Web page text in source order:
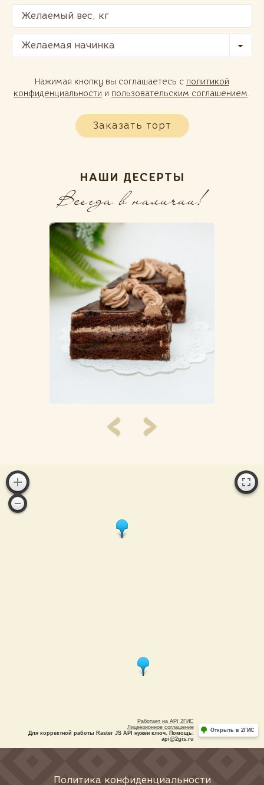
Желаемая начинка
Нажимая кнопку вы соглашаетесь с политикой
конфиденциальности и пользовательским соглашением.
Заказать торт
НАШИ ДЕСЕРТЫ
Всегда в наличии!
Работает на API 2ГИС
Лицензионное соглашение
Для корректной работы Raster JS API нужен ключ. Помощь:
api@2gis.ru
Открыть в 2ГИС
Политика конфиденциальности